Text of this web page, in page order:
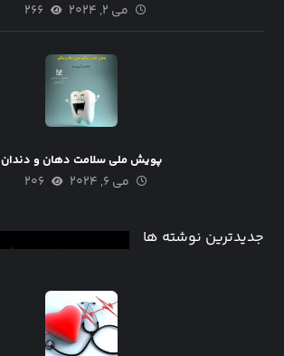
می ۲, ۲۰۲۴ ۲۶۶
پویش ملی سلامت دهان و دندان
می ۶, ۲۰۲۴ ۲۰۶
جدیدترین نوشته ها